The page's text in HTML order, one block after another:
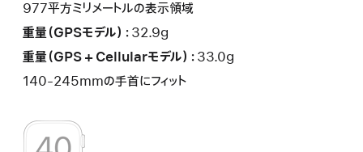
977平方ミリメートルの表示領域
重量（GPSモデル）： 32.9g
重量（GPS + Cellularモデル）： 33.0g
140-245mmの手首にフィット